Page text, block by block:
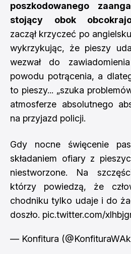
poszkodowanego
stojący obok
zaczął krzyczeć po
wykrzykując, że pieszy
wezwał do
powodu potrącenia, a
to pieszy... „szuka
atmosferze absolutnego
na przyjazd policji.
Gdy nocne święcenie
składaniem ofiary z
niestworzone. Na
którzy powiedzą, że
chodniku tylko udaje i do
doszło. pic.twitter.com/
— Konfitura